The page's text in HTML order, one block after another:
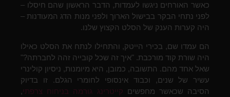
כאשר האורחים ניגשו לעמדות, הדבר הראשון שהם חיסלו –
לפני נתחי הבקר בבישול הארוך ולפני מנות הדג המעודנות –
היה קערות הענק של הסלט הקצוץ שלנו.
הם עמדו שם, בכירי הייטק, והתחילו לנתח את הסלט כאילו
היה שורת קוד מורכבת. "איך זה שכל קובייה זהה לחברתה?"
שאל אחד מהם. התשובה, כמובן, היא מיומנות, ניסיון קולינרי
עשיר של שנים, וכבוד אינסופי לחומרי הגלם. זו בדיוק
הסיבה שכאשר מחפשים קייטרינג גורמה בניחוח צרפתי ,